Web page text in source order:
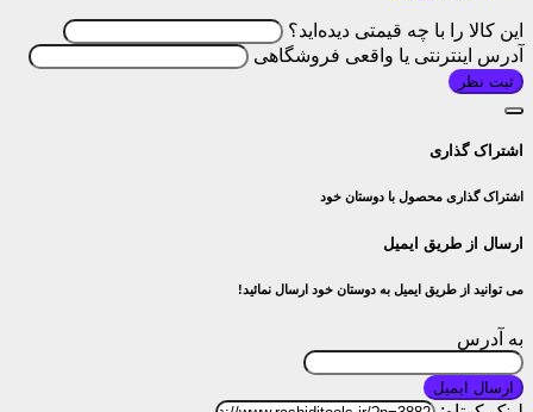
این کالا را با چه قیمتی دیده‌اید؟
آدرس اینترنتی یا واقعی فروشگاهی
ثبت نظر
اشتراک گذاری
اشتراک گذاری محصول با دوستان خود
ارسال از طریق ایمیل
می توانید از طریق ایمیل به دوستان خود ارسال نمائید!
به آدرس
ارسال ایمیل